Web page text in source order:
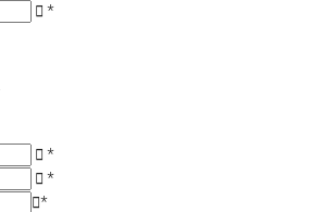
*
*
*
*